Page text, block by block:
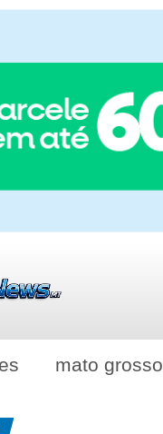
mato grosso